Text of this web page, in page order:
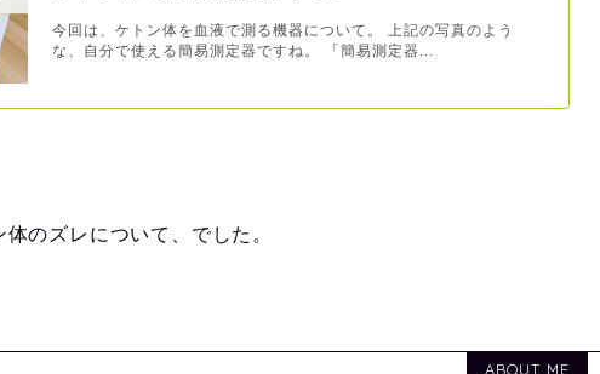
今回は、ケトン体を血液で測る機器について。 上記の写真のよう
な、自分で使える簡易測定器ですね。 「簡易測定器...
のズレについて、でした。
ABOUT ME